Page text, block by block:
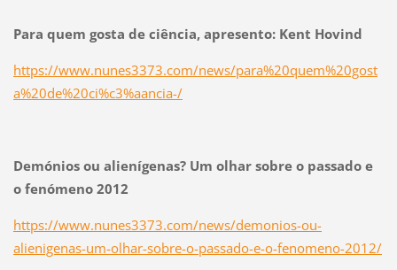
Para quem gosta de ciência, apresento: Kent Hovind
https://www.nunes3373.com/news/para%20quem%20gost
a%20de%20ci%c3%aancia-/
Demónios ou alienígenas? Um olhar sobre o passado e
o fenómeno 2012
https://www.nunes3373.com/news/demonios-ou-
alienigenas-um-olhar-sobre-o-passado-e-o-fenomeno-2012/